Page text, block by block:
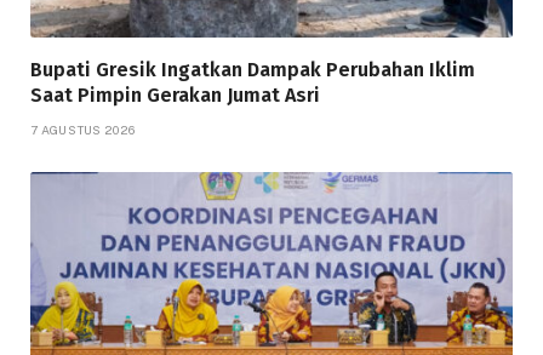
Bupati Gresik Ingatkan Dampak Perubahan Iklim
Saat Pimpin Gerakan Jumat Asri
7 AGUSTUS 2026